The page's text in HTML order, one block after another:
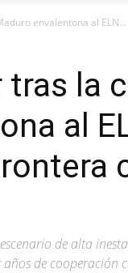
envalentona al ELN...
tras la
al
de alta
de cooperación